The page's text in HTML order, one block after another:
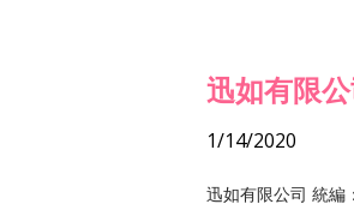
迅如有限
1/14/2020
迅如有限公司 統編